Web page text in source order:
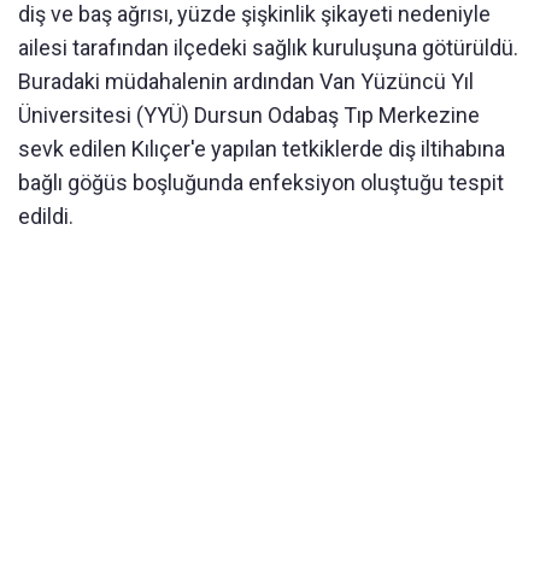
diş ve baş ağrısı, yüzde şişkinlik şikayeti nedeniyle
ailesi tarafından ilçedeki sağlık kuruluşuna götürüldü.
Buradaki müdahalenin ardından Van Yüzüncü Yıl
Üniversitesi (YYÜ) Dursun Odabaş Tıp Merkezine
sevk edilen Kılıçer'e yapılan tetkiklerde diş iltihabına
bağlı göğüs boşluğunda enfeksiyon oluştuğu tespit
edildi.